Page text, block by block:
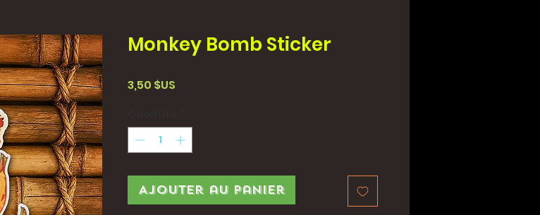
Monkey Bomb Sticker
3,50 $US
Ajouter au panier